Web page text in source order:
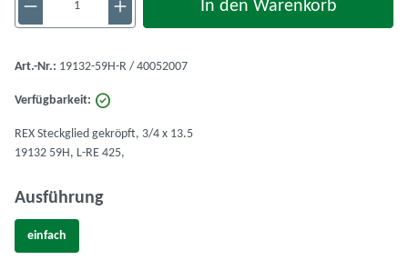
In den Warenkorb
Art.-Nr.: 19132-59H-R / 40052007
Verfügbarkeit:
REX Steckglied gekröpft, 3/4 x 13.5
19132 59H, L-RE 425,
Ausführungauswählen
einfach